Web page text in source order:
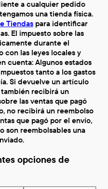
a cualquier pedido
una tienda física.
Tiendas para identificar
El impuesto sobre las
durante el
con las leyes locales y
cuenta: Algunos estados
tanto a los gastos
Si devuelve un artículo
recibirá un
las ventas que pagó
no recibirá un reembolso
que pagó por el envío,
son reembolsables una
opciones de